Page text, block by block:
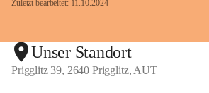
Zuletzt bearbeitet: 11.10.2024
Unser Standort
Prigglitz 39, 2640 Prigglitz, AUT